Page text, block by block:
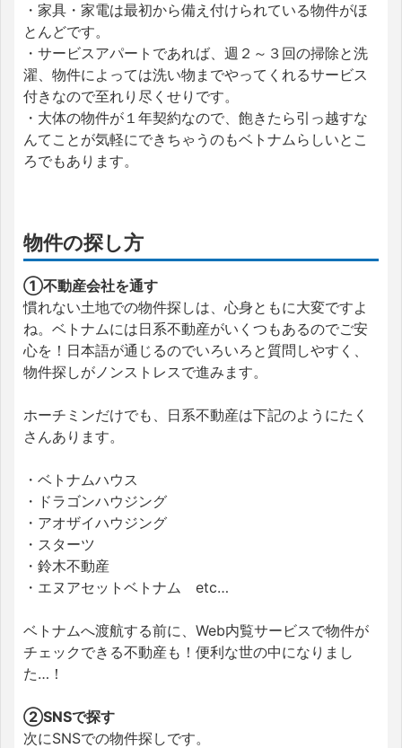
・家具・家電は最初から備え付けられている物件がほ
とんどです。
・サービスアパートであれば、週２～３回の掃除と洗
濯、物件によっては洗い物までやってくれるサービス
付きなので至れり尽くせりです。
・大体の物件が１年契約なので、飽きたら引っ越すな
んてことが気軽にできちゃうのもベトナムらしいとこ
ろでもあります。
物件の探し方
①不動産会社を通す
慣れない土地での物件探しは、心身ともに大変ですよ
ね。ベトナムには日系不動産がいくつもあるのでご安
心を！日本語が通じるのでいろいろと質問しやすく、
物件探しがノンストレスで進みます。
ホーチミンだけでも、日系不動産は下記のようにたく
さんあります。
・ベトナムハウス
・ドラゴンハウジング
・アオザイハウジング
・スターツ
・鈴木不動産
・エヌアセットベトナム etc…
ベトナムへ渡航する前に、Web内覧サービスで物件が
チェックできる不動産も！便利な世の中になりまし
た…！
②SNSで探す
次にSNSでの物件探しです。